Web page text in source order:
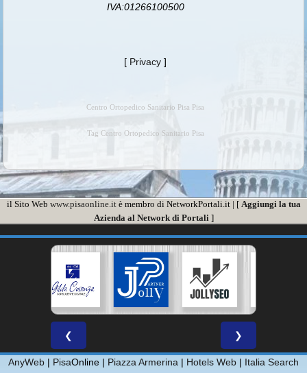
IVA:01266100500
[ Privacy ]
Centro Ortopedico Sanitario Pisa Pisa
Tag Centro Ortopedico Sanitario Pisa
il Sito Web www.pisaonline.itè membro di NetworkPortali.it | [ Aggiungi la tua
Azienda al Network di Portali ]
❮ ❯
AnyWeb | PisaOnline | Piazza Armerina | Hotels Web | Italia Search